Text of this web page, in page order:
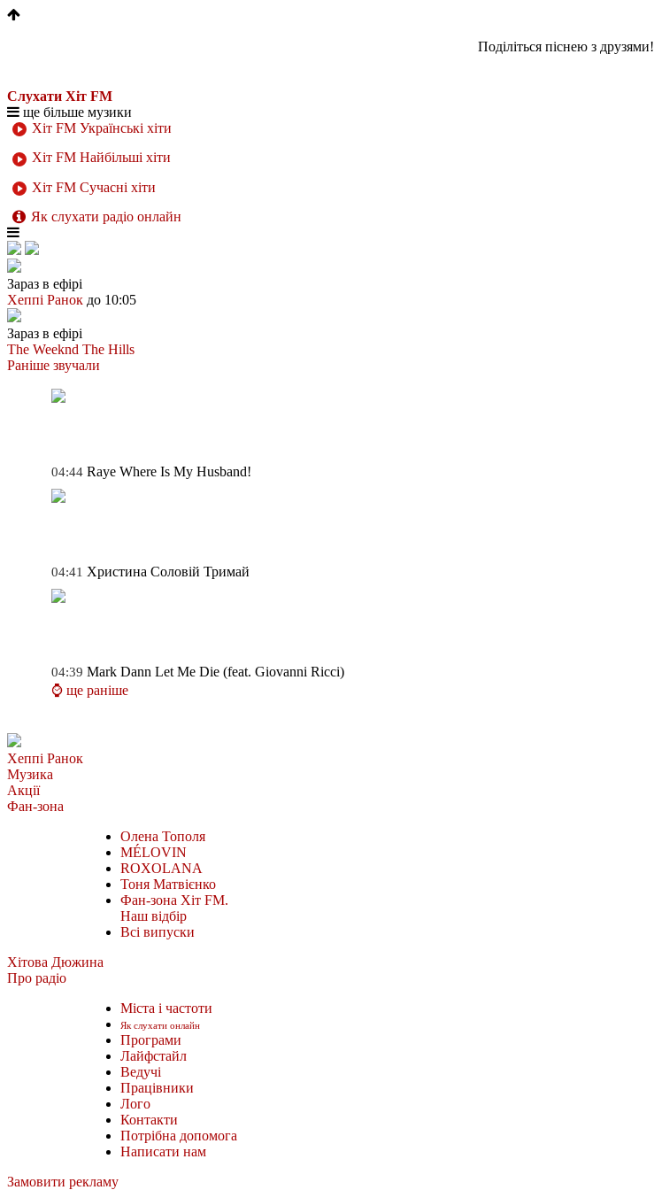
Поділіться піснею з друзями!
Слухати Хіт FM
ще більше музики
Хіт FM Українські хіти
Хіт FM Найбільші хіти
Хіт FM Сучасні хіти
Як слухати радіо онлайн
Зараз в ефірі
Хеппі Ранок до 10:05
Зараз в ефірі
The Weeknd The Hills
Раніше звучали
04:44 Raye Where Is My Husband!
04:41 Христина Соловій Тримай
04:39 Mark Dann Let Me Die (feat. Giovanni Ricci)
⌚ ще раніше
Хеппі Ранок
Музика
Акції
Фан-зона
Олена Тополя
MÉLOVIN
ROXOLANA
Тоня Матвієнко
Фан-зона Хіт FM.
Наш відбір
Всі випуски
Хітова Дюжина
Про радіо
Міста і частоти
Як слухати онлайн
Програми
Лайфстайл
Ведучі
Працівники
Лого
Контакти
Потрібна допомога
Написати нам
Замовити рекламу